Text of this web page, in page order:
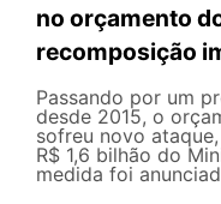
no orçamento
recomposição
Passando por um
desde 2015, o
sofreu novo
R$ 1,6 bilhão do
medida foi